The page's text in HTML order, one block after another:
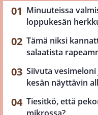
Minuuteissa
loppukesän
Tämä niksi
salaatista
Siivuta
kesän näyttävin
Tiesitkö, että